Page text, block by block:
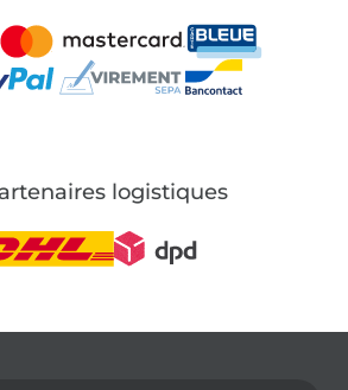
logistiques